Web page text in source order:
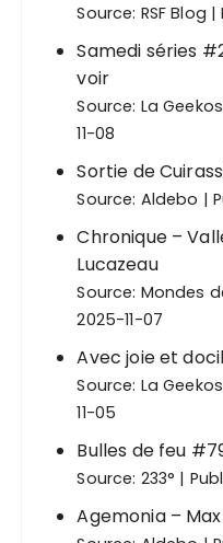
Source: RSF Blog
Samedi séries
voir
Source: La
11-08
Sortie de
Source: Aldebo
Chronique –
Lucazeau
Source: Mondes
2025-11-07
Avec joie et
Source: La
11-05
Bulles de feu
Source: 233°
Agemonia –